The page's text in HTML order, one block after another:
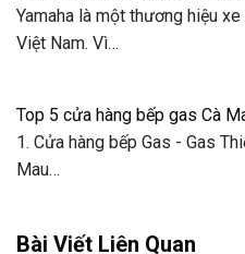
Yamaha là một thương hiệu
Việt Nam. Vì…
Top 5 cửa hàng bếp gas Cà
1. Cửa hàng bếp Gas - Gas
Mau…
Bài Viết Liên Quan